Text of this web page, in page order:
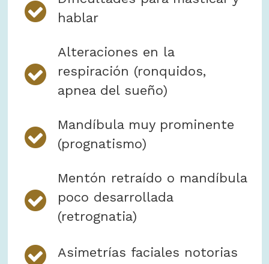
hablar
Alteraciones en la
respiración (ronquidos,
apnea del sueño)
Mandíbula muy prominente
(prognatismo)
Mentón retraído o mandíbula
poco desarrollada
(retrognatia)
Asimetrías faciales notorias